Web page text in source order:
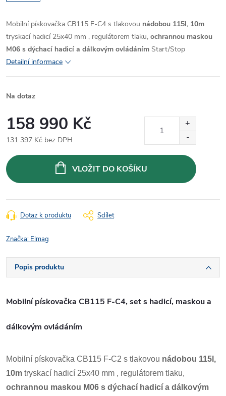
Mobilní pískovačka CB115 F-C4 s tlakovou nádobou 115l, 10m
tryskací hadicí 25x40 mm , regulátorem tlaku, ochrannou maskou
M06 s dýchací hadicí a dálkovým ovládáním Start/Stop
Detailní informace
Na dotaz
158 990 Kč
131 397 Kč bez DPH
cena:
VLOŽIT DO KOŠÍKU
Dotaz k produktu Sdílet
Značka: Elmag
Popis produktu
Mobilní pískovačka CB115 F-C4, set s hadicí, maskou a
dálkovým ovládáním
Mobilní pískovačka CB115 F-C2 s tlakovou nádobou 115l,
10m tryskací hadicí 25x40 mm , regulátorem tlaku,
ochrannou maskou M06 s dýchací hadicí a dálkovým